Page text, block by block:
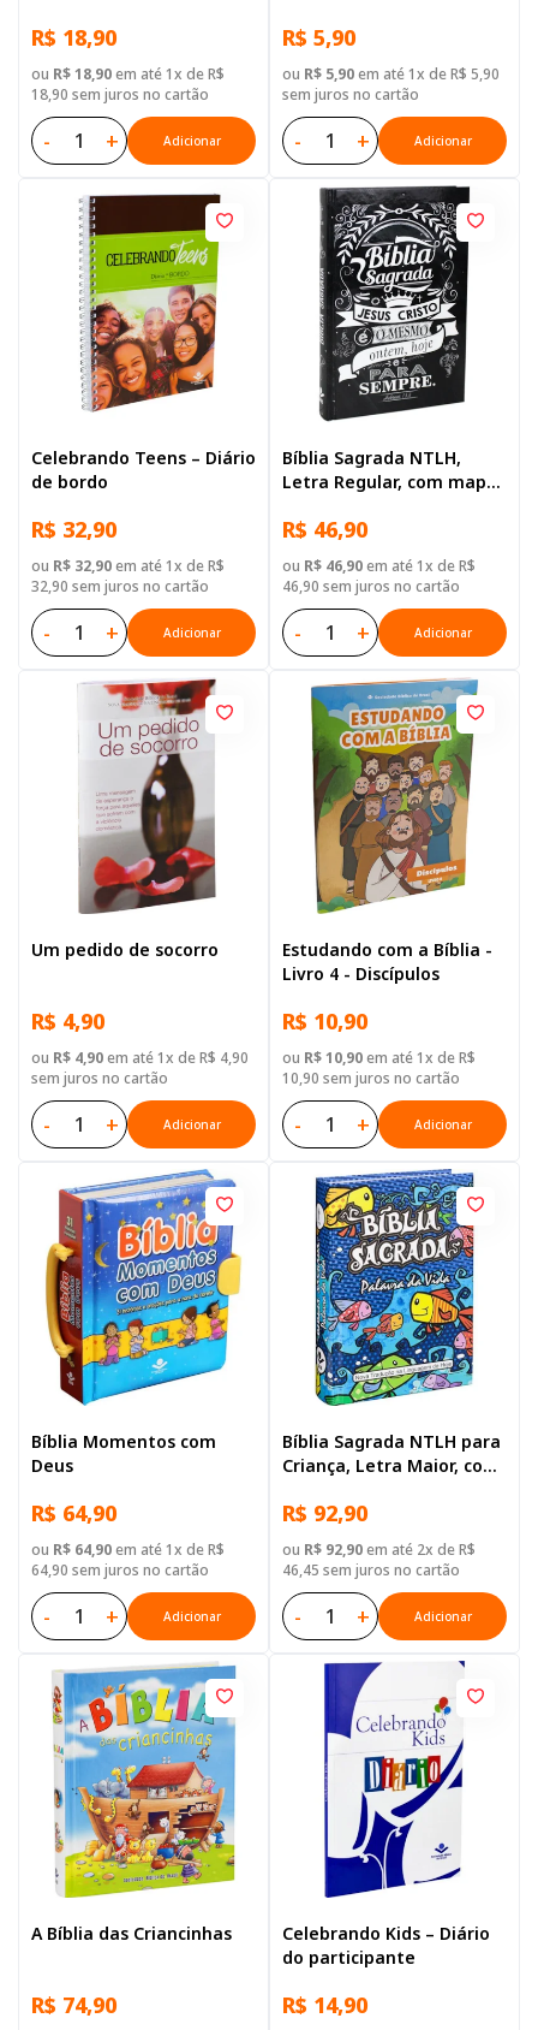
R$ 18,90
ou R$ 18,90em até 1x de R$
18,90 sem juros no cartão
- + Adicionar
R$ 5,90
ou R$ 5,90em até 1x de R$ 5,90
sem juros no cartão
- + Adicionar
Celebrando Teens – Diário
de bordo
R$ 32,90
ou R$ 32,90em até 1x de R$
32,90 sem juros no cartão
- + Adicionar
Bíblia Sagrada NTLH,
Letra Regular, com mapa,
Marrom
R$ 46,90
ou R$ 46,90em até 1x de R$
46,90 sem juros no cartão
- + Adicionar
Um pedido de socorro
R$ 4,90
ou R$ 4,90em até 1x de R$ 4,90
sem juros no cartão
- + Adicionar
Estudando com a Bíblia -
Livro 4 - Discípulos
R$ 10,90
ou R$ 10,90em até 1x de R$
10,90 sem juros no cartão
- + Adicionar
Bíblia Momentos com
Deus
R$ 64,90
ou R$ 64,90em até 1x de R$
64,90 sem juros no cartão
- + Adicionar
Bíblia Sagrada NTLH para
Criança, Letra Maior, com
Ilustrada: Cinza
R$ 92,90
ou R$ 92,90em até 2x de R$
46,45 sem juros no cartão
- + Adicionar
A Bíblia das Criancinhas
R$ 74,90
Celebrando Kids – Diário
do participante
R$ 14,90